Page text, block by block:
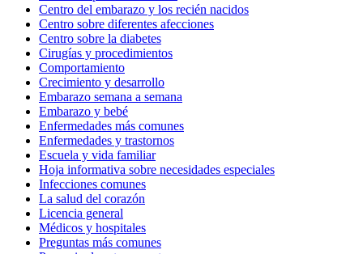
Centro del embarazo y los recién nacidos
Centro sobre diferentes afecciones
Centro sobre la diabetes
Cirugías y procedimientos
Comportamiento
Crecimiento y desarrollo
Embarazo semana a semana
Embarazo y bebé
Enfermedades más comunes
Enfermedades y trastornos
Escuela y vida familiar
Hoja informativa sobre necesidades especiales
Infecciones comunes
La salud del corazón
Licencia general
Médicos y hospitales
Preguntas más comunes